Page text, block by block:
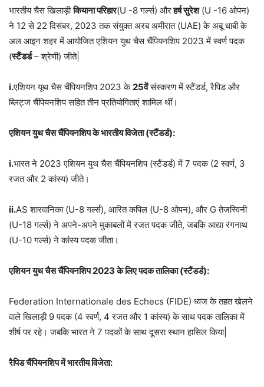
भारतीय चैस खिलाड़ीकियाना परिहार(U -8 गर्ल्स) औरहर्ष सुरेश(U -16 ओपन)
ने 12 से 22 दिसंबर, 2023 तक संयुक्त अरब अमीरात (UAE) के अबू धाबी के
अल आइन शहर में आयोजित एशियन युथ चैस चैंपियनशिप 2023 में स्वर्ण पदक
(स्टैंडर्ड– श्रेणी) जीते|
i.एशियन यूथ चैस चैंपियनशिप 2023 के25वेंसंस्करण में स्टैंडर्ड, रैपिड और
ब्लिट्ज चैंपियनशिप सहित तीन प्रतियोगिताएं शामिल थीं।
एशियन युथ चैस चैंपियनशिप के भारतीय विजेता (स्टैंडर्ड):
i.भारत ने 2023 एशियन युथ चैस चैंपियनशिप (स्टैंडर्ड) में 7 पदक (2 स्वर्ण, 3
रजत और 2 कांस्य) जीते।
ii.AS शारवानिका (U-8 गर्ल्स), आरित कपिल (U-8 ओपन), और G तेजस्विनी
(U-18 गर्ल्स) ने अपने-अपने मुकाबलों में रजत पदक जीते, जबकि आद्या रंगनाथ
(U-10 गर्ल्स) ने कांस्य पदक जीता।
एशियन युथ चैस चैंपियनशिप 2023 के लिए पदक तालिका (स्टैंडर्ड):
Federation Internationale des Echecs (FIDE) ध्वज के तहत खेलने
वाले खिलाड़ी 9 पदक (4 स्वर्ण, 4 रजत और 1 कांस्य) के साथ पदक तालिका में
शीर्ष पर रहे। जबकि भारत ने 7 पदकों के साथ दूसरा स्थान हासिल किया|
रैपिड चैंपियनशिप में भारतीय विजेता: